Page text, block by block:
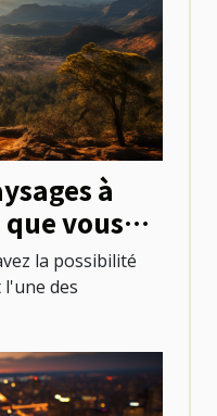
à
vous
aula possibilité
l'une des